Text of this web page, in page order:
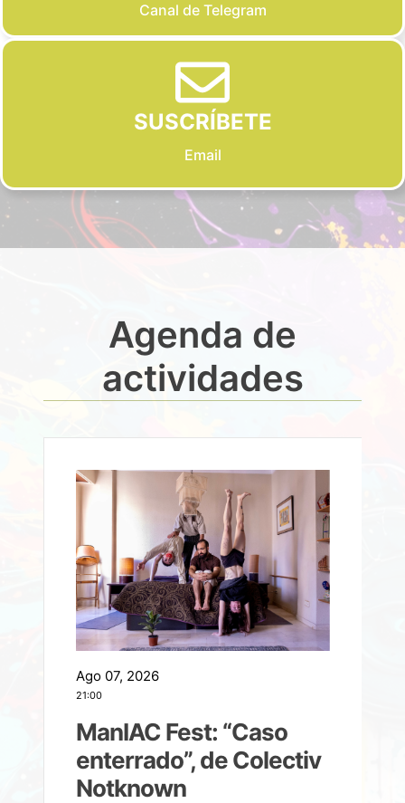
Canal de Telegram
SUSCRÍBETE
Email
Agenda de
actividades
Ago 07, 2026
21:00
ManIAC Fest: “Caso
enterrado”, de Colectiv
Notknown